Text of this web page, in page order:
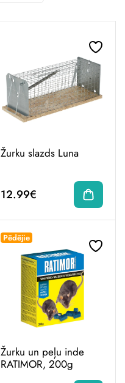
Žurku slazds Luna
12.99€
Pēdējie
Žurku un peļu inde
RATIMOR, 200g